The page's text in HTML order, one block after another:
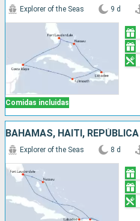
Comidas incluidas
Explorer of the Seas 9 d
Explorer of the Seas 8 d